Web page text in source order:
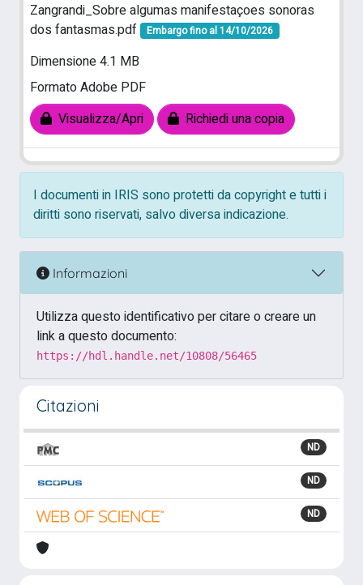
Zangrandi_Sobre algumas manifestaçoes sonoras
dos fantasmas.pdf
Embargo fino al 14/10/2026
Dimensione 4.1 MB
Formato Adobe PDF
Visualizza/Apri
Richiedi una copia
I documenti in IRIS sono protetti da copyright e tutti i
diritti sono riservati, salvo diversa indicazione.
Informazioni
Utilizza questo identificativo per citare o creare un
link a questo documento:
https://hdl.handle.net/10808/56465
Citazioni
ND
ND
ND